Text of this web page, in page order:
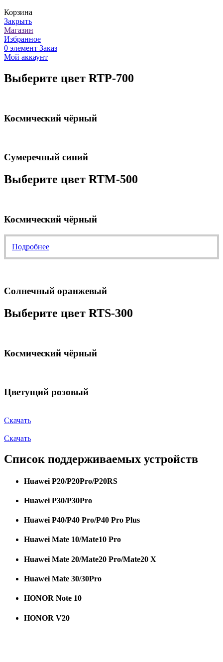
Корзина
Закрыть
Магазин
Избранное
0 элемент Заказ
Мой аккаунт
Выберите цвет RTP-700
Космический чёрный
Сумеречный синий
Выберите цвет RTM-500
Космический чёрный
Подробнее
Солнечный оранжевый
Выберите цвет RTS-300
Космический чёрный
Цветущий розовый
Скачать
Скачать
Список поддерживаемых устройств
Huawei P20/P20Pro/P20RS
Huawei P30/P30Pro
Huawei P40/P40 Pro/P40 Pro Plus
Huawei Mate 10/Mate10 Pro
Huawei Mate 20/Mate20 Pro/Mate20 X
Huawei Mate 30/30Pro
HONOR Note 10
HONOR V20